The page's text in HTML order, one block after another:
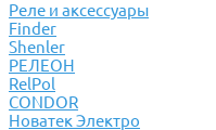
Реле и аксессуары
Finder
Shenler
РЕЛЕОН
RelPol
CONDOR
Новатек Электро